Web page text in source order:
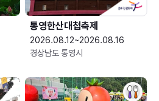
통영한산대첩축제
2026.08.12~2026.08.16
경상남도 통영시